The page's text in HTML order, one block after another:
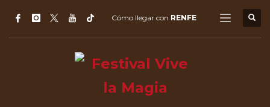
Cómo llegar con RENFE